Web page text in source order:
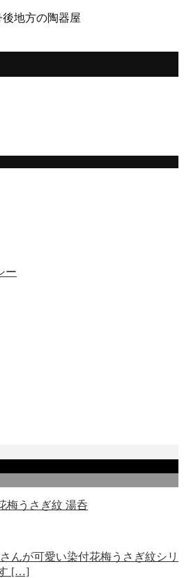
地方の陶器屋
ー
梅うさぎ紋 湯呑
んが可愛い染付花梅うさぎ紋シリ
[…]